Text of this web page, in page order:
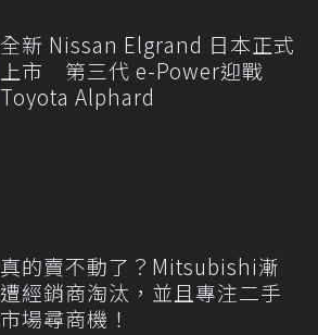
全新 Nissan Elgrand 日本正式
上市 第三代 e-Power迎戰
Toyota Alphard
真的賣不動了？Mitsubishi漸
遭經銷商淘汰，並且專注二手
市場尋商機！